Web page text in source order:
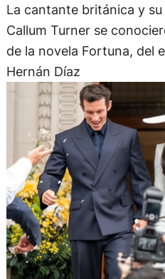
La cantante británica y
Callum Turner se
de la novela Fortuna, del
Hernán Díaz